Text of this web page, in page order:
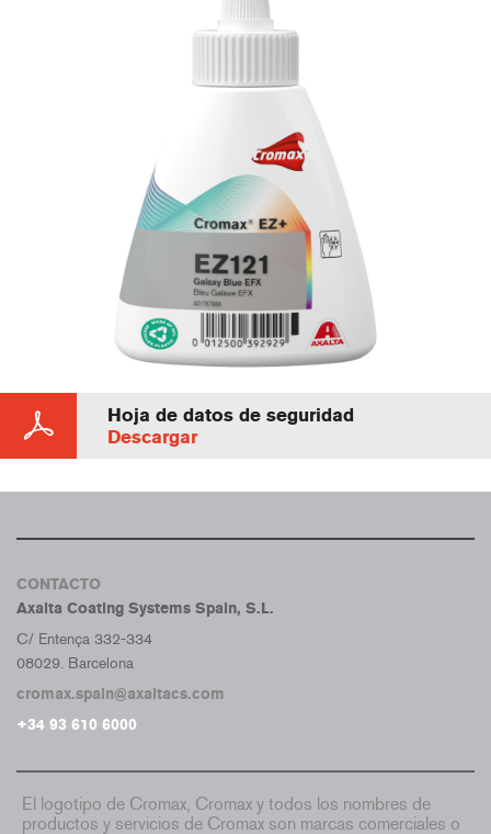
Hoja de datos de seguridad
Descargar
CONTACTO
Axalta Coating Systems Spain, S.L.
C/ Entença 332-334
08029. Barcelona
cromax.spain@axaltacs.com
+34 93 610 6000
El logotipo de Cromax, Cromax y todos los nombres de
productos y servicios de Cromax son marcas comerciales o